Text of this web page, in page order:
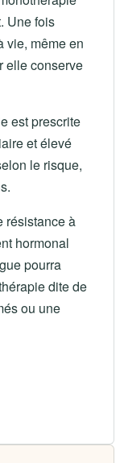
Une fois
vie, même en
elle conserve
est prescrite
et élevé
le risque,
résistance à
hormonal
pourra
dite de
ou une